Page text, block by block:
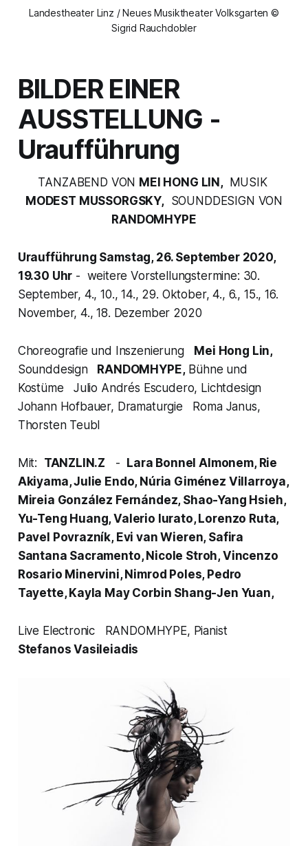
Landestheater Linz / Neues Musiktheater Volksgarten ©
Sigrid Rauchdobler
BILDER EINER
AUSSTELLUNG -
Uraufführung
TANZABEND VON MEI HONG LIN, MUSIK
MODEST MUSSORGSKY,SOUNDDESIGN VON
RANDOMHYPE
Uraufführung Samstag, 26. September 2020,
19.30 Uhr - weitere Vorstellungstermine: 30.
September, 4., 10., 14., 29. Oktober, 4., 6., 15., 16.
November, 4., 18. Dezember 2020
Choreografie und Inszenierung
Mei Hong Lin,
Sounddesign
RANDOMHYPE,Bühne und
Kostüme Julio Andrés Escudero, Lichtdesign
Johann Hofbauer, Dramaturgie Roma Janus,
Thorsten Teubl
Mit: TANZLIN.Z -
Lara Bonnel Almonem, Rie
Akiyama, Julie Endo, Núria Giménez Villarroya,
Mireia González Fernández, Shao-Yang Hsieh,
Yu-Teng Huang, Valerio Iurato, Lorenzo Ruta,
Pavel Povrazník, Evi van Wieren, Safira
Santana Sacramento, Nicole Stroh, Vincenzo
Rosario Minervini, Nimrod Poles, Pedro
Tayette, Kayla May Corbin Shang-Jen Yuan,
Live Electronic RANDOMHYPE, Pianist
Stefanos Vasileiadis